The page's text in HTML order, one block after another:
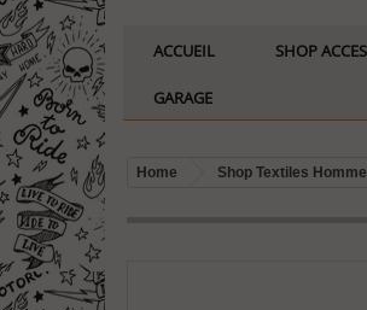
ACCUEIL SHOP
GARAGE
Home Shop Textiles Homme